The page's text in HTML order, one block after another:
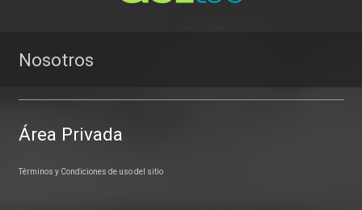
Nosotros
Área Privada
Términos y Condiciones de uso del sitio